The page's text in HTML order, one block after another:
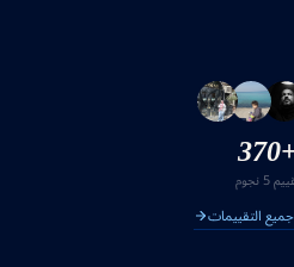
5 نجوم
التقييمات